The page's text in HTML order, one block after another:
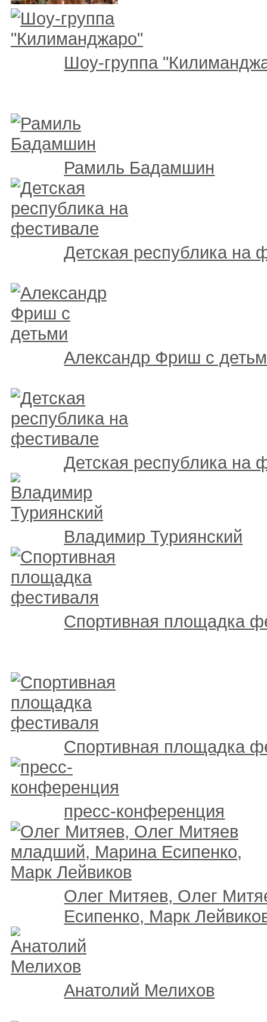
Шоу-группа
Рамиль Бадамшин
Детская республика на
Александр Фриш с
Детская республика на
Владимир Туриянский
Спортивная площадка
Спортивная площадка
пресс-конференция
Олег Митяев, Олег
Есипенко, Марк
Анатолий Мелихов